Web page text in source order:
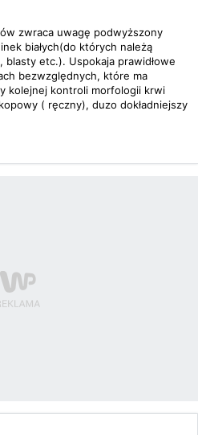
zwraca uwagę podwyższony
białych(do których należą
, blasty etc.). Uspokaja prawidłowe
bezwzględnych, które ma
kolejnej kontroli morfologii krwi
( ręczny), duzo dokładniejszy